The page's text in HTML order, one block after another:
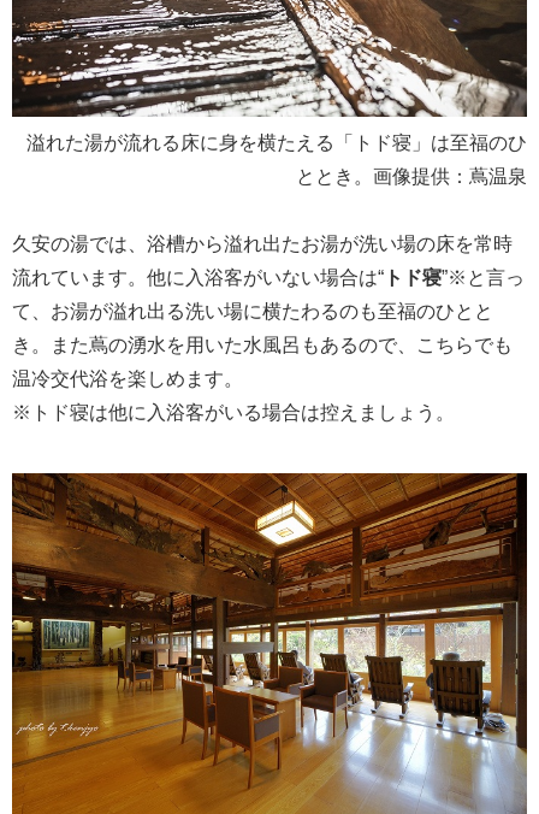
溢れた湯が流れる床に身を横たえる「トド寝」は至福のひ
ととき。画像提供：蔦温泉
久安の湯では、浴槽から溢れ出たお湯が洗い場の床を常時
流れています。他に入浴客がいない場合は“ トド寝”※と言っ
て、お湯が溢れ出る洗い場に横たわるのも至福のひとと
き。また蔦の湧水を用いた水風呂もあるので、こちらでも
温冷交代浴を楽しめます。
※トド寝は他に入浴客がいる場合は控えましょう。